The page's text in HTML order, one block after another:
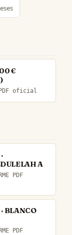
€
PDF oficial
A
PDF
BLANCO
PDF